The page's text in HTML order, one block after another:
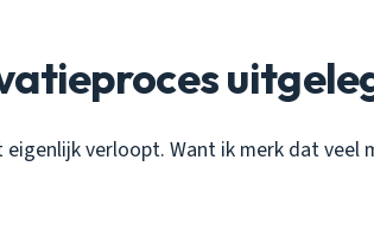
verloopt. Want ik merk dat veel